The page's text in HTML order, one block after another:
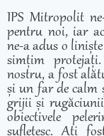
IPS Mitropolit
pentru noi, iar
ne-a adus o
simțim
nostru, a fost
și un far de calm
grijii și
obiectivele
sufletesc. Ați